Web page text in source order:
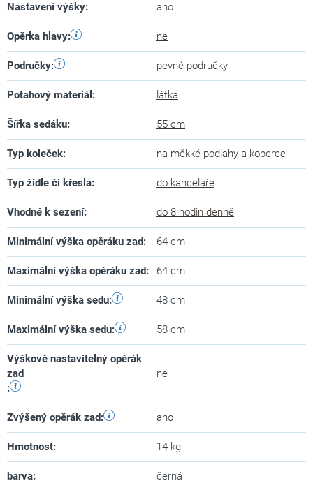
Nastavení výšky: ano
Opěrka hlavy: ne
Područky: pevné područky
Potahový materiál : látka
Šířka sedáku: 55 cm
Typ koleček: na měkké podlahy a koberce
Typ židle či křesla: do kanceláře
Vhodné k sezení: do 8 hodin denně
Minimální výška opěráku zad: 64 cm
Maximální výška opěráku zad: 64 cm
Minimální výška sedu: 48 cm
Maximální výška sedu: 58 cm
Výškově nastavitelný opěrák
zad
:
ne
Zvýšený opěrák zad: ano
Hmotnost: 14 kg
barva: černá